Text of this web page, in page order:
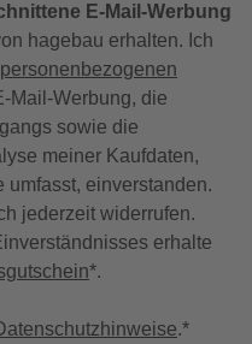
E-Mail-Werbung
hagebau erhalten. Ich
Mail-Werbung, die
sowie die
meiner Kaufdaten,
umfasst, einverstanden.
jederzeit widerrufen.
erhalte
*.
.